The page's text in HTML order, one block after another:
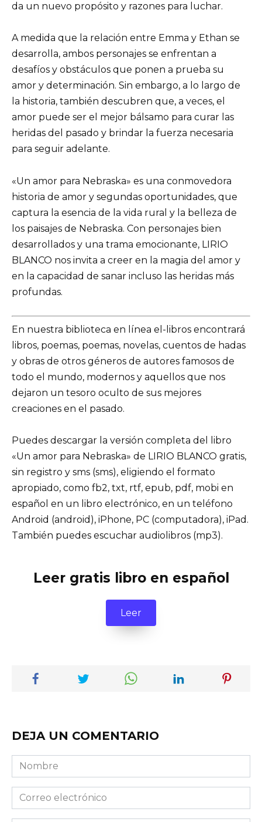
da un nuevo propósito y razones para luchar.
A medida que la relación entre Emma y Ethan se
desarrolla, ambos personajes se enfrentan a
desafíos y obstáculos que ponen a prueba su
amor y determinación. Sin embargo, a lo largo de
la historia, también descubren que, a veces, el
amor puede ser el mejor bálsamo para curar las
heridas del pasado y brindar la fuerza necesaria
para seguir adelante.
«Un amor para Nebraska» es una conmovedora
historia de amor y segundas oportunidades, que
captura la esencia de la vida rural y la belleza de
los paisajes de Nebraska. Con personajes bien
desarrollados y una trama emocionante, LIRIO
BLANCO nos invita a creer en la magia del amor y
en la capacidad de sanar incluso las heridas más
profundas.
En nuestra biblioteca en línea el-libros encontrará
libros, poemas, poemas, novelas, cuentos de hadas
y obras de otros géneros de autores famosos de
todo el mundo, modernos y aquellos que nos
dejaron un tesoro oculto de sus mejores
creaciones en el pasado.
Puedes descargar la versión completa del libro
«Un amor para Nebraska» de LIRIO BLANCO gratis,
sin registro y sms (sms), eligiendo el formato
apropiado, como fb2, txt, rtf, epub, pdf, mobi en
español en un libro electrónico, en un teléfono
Android (android), iPhone, PC (computadora), iPad.
También puedes escuchar audiolibros (mp3).
Leer gratis libro en español
Leer
DEJA UN COMENTARIO
Nombre
Correo
electrónico